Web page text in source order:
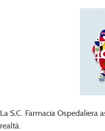
La S.C. Farmacia
realtà.